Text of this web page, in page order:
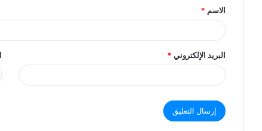
الاسم *
البريد الإلكتروني *